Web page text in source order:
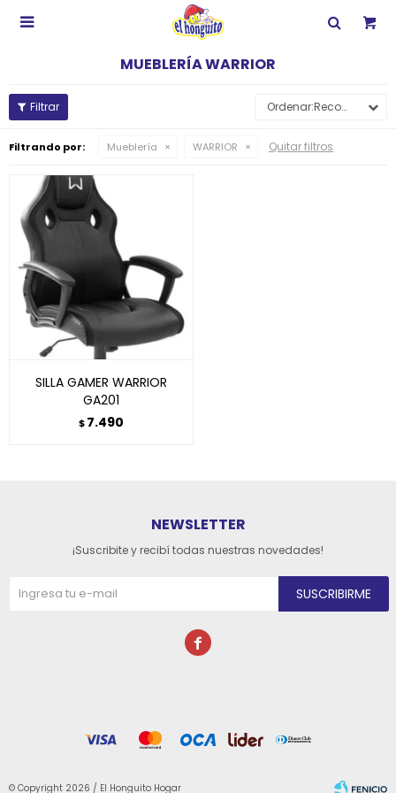

MUEBLERÍA WARRIOR
Recomendados
Filtrando por: Mueblería WARRIOR Quitar filtros
SILLA GAMER WARRIOR
GA201
$7.490
NEWSLETTER
¡Suscribite y recibí todas nuestras novedades!
SUSCRIBIRME

© Copyright 2026 / El Honguito Hogar